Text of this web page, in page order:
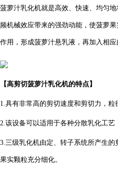
菠萝汁乳化机就是高效、快速、均匀
频机械效应带来的强劲动能，使菠萝
作用，形成菠萝汁悬乳液，再加入相
【高剪切菠萝汁乳化机的特点】
1.具有非常高的剪切速度和剪切力，
2.该设备可以适用于各种分散乳化工
3.三级乳化机由定、转子系统所产生
果实颗粒充分细化。